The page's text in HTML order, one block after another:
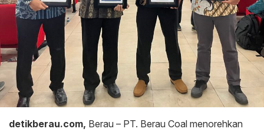
detikberau.com, Berau – PT. Berau Coal menorehkan